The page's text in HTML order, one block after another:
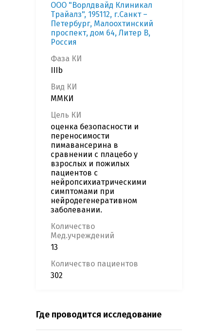
ООО "Ворлдвайд Клиникал
Трайалз", 195112, г.Санкт –
Петербург, Малоохтинский
проспект, дом 64, Литер В,
Россия
Фаза КИ
IIIb
Вид КИ
ММКИ
Цель КИ
оценка безопасности и
переносимости
пимавансерина в
сравнении с плацебо у
взрослых и пожилых
пациентов с
нейропсихиатрическими
симптомами при
нейродегенеративном
заболевании.
Количество
Мед.учреждений
13
Количество пациентов
302
Где проводится исследование